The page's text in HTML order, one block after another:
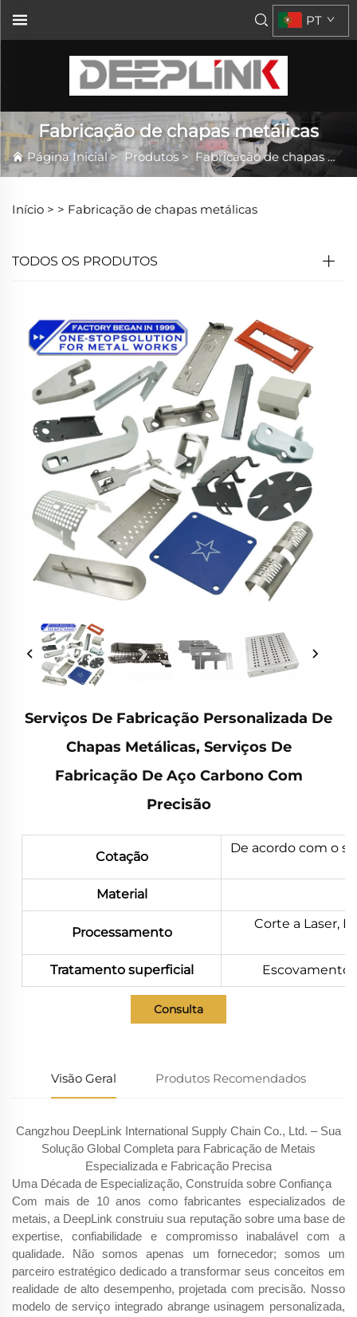
PT
Fabricação de chapas metálicas
Página Inicial> Produtos > Fabricação de chapas metálicas
Início > > Fabricação de chapas metálicas
TODOS OS PRODUTOS
Serviços De Fabricação Personalizada De
Chapas Metálicas, Serviços De
Fabricação De Aço Carbono Com
Precisão
Cotação
De acordo com o
Material
Processamento
Corte a Laser,
Tratamento superficial Escovamento,
Consulta
Visão Geral Produtos Recomendados
Cangzhou DeepLink International Supply Chain Co., Ltd. – Sua
Solução Global Completa para Fabricação de Metais
Especializada e Fabricação Precisa
Uma Década de Especialização, Construída sobre Confiança
Com mais de 10 anos como fabricantes especializados de
metais, a DeepLink construiu sua reputação sobre uma base de
expertise, confiabilidade e compromisso inabalável com a
qualidade. Não somos apenas um fornecedor; somos um
parceiro estratégico dedicado a transformar seus conceitos em
realidade de alto desempenho, projetada com precisão. Nosso
modelo de serviço integrado abrange usinagem personalizada,